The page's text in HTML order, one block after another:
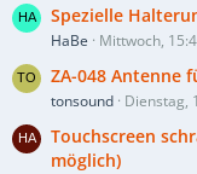
Spezielle
HaBe Mittwoch,
ZA-048 Antenne
tonsound Dienstag,
Touchscreen
möglich)